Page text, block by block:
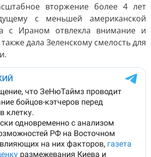
вторжение более 4 лет
с меньшей американской
с Ираном отвлекла внимание и
дала Зеленскому смелость для